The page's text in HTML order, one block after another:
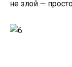
не злой —